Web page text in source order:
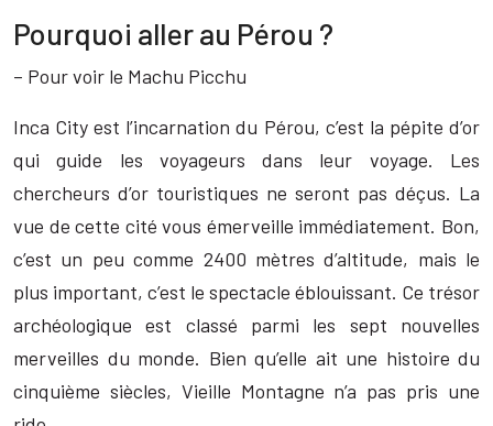
Pourquoi aller au Pérou ?
– Pour voir le Machu Picchu
Inca City est l’incarnation du Pérou, c’est la pépite d’or
qui guide les voyageurs dans leur voyage. Les
chercheurs d’or touristiques ne seront pas déçus. La
vue de cette cité vous émerveille immédiatement. Bon,
c’est un peu comme 2400 mètres d’altitude, mais le
plus important, c’est le spectacle éblouissant. Ce trésor
archéologique est classé parmi les sept nouvelles
merveilles du monde. Bien qu’elle ait une histoire du
cinquième siècles, Vieille Montagne n’a pas pris une